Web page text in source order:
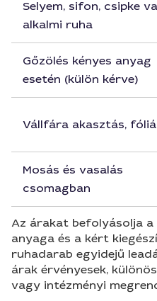
Selyem, sifon, csipke
alkalmi ruha
Gőzölés kényes anyag
esetén (külön kérve)
Vállfára akasztás,
Mosás és vasalás
csomagban
Az árakat befolyásolja a
anyaga és a kért
ruhadarab egyidejű
árak érvényesek,
vagy intézményi